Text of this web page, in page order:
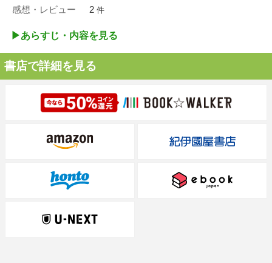
感想・レビュー 2 件
▶︎あらすじ・内容を見る
書店で詳細を見る